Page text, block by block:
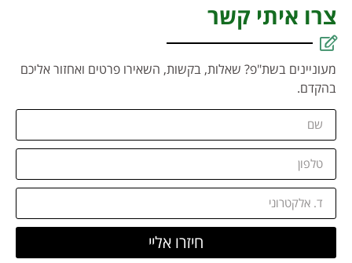
צרו איתי קשר
מעוניינים בשת"פ? שאלות, בקשות, השאירו פרטים ואחזור אליכם
בהקדם.
חיזרו אליי